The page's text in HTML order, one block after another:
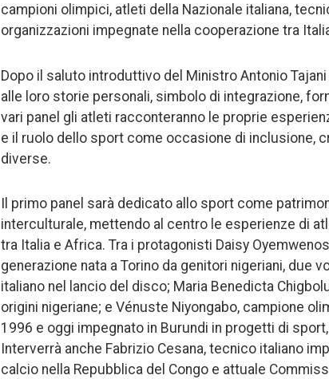
campioni olimpici, atleti della Nazionale italiana,
organizzazioni impegnate nella cooperazione tra
Dopo il saluto introduttivo del Ministro Antonio
alle loro storie personali, simbolo di integrazione,
vari panel gli atleti racconteranno le proprie
e il ruolo dello sport come occasione di inclusione,
diverse.
Il primo panel sarà dedicato allo sport come
interculturale, mettendo al centro le esperienze di
tra Italia e Africa. Tra i protagonisti Daisy
generazione nata a Torino da genitori nigeriani, due
italiano nel lancio del disco; Maria Benedicta
origini nigeriane; e Vénuste Niyongabo, campione
1996 e oggi impegnato in Burundi in progetti di
Interverrà anche Fabrizio Cesana, tecnico italiano
calcio nella Repubblica del Congo e attuale